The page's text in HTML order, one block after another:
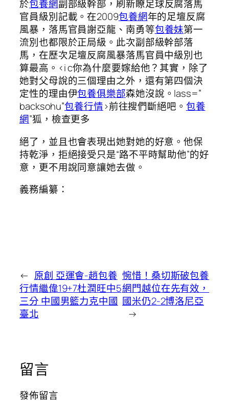
於包養網副部級幹部，刷新瞭足球反腐落馬
官員級別記載。在2009包養網年的足壇反腐
風暴，落馬官員謝亞龍、南勇等包養妹第一
流別也都限於正局級。此次副部級幹部落
馬，在歷次足壇反腐風暴落馬官員中級別也
算最高。 <i c你為什麼要嫁給他？其實，除了
她對父母說的三個理由之外，還有第四個決
定性的理由伊包養俱樂部森她沒說。lass=”
backsohu”包養行情>前往搜們斷絕吧。 包養
網”狐，檢查更多
絕了，並且也會表現出她對她的好意。他保
持乾淨，拒絕接受只是“路不平時幫助他”的好
意，更不用說同意讓她去做。
義務編纂：
← 原創 亞運會-趙包養
行情繼偉19+7杜潤旺中5
三分 中國男籃力克中國
臺北
惋惜！桑切斯破包養
網門越位在先有效，
國米仍2-2博洛尼亞
→
留言
發佈留言